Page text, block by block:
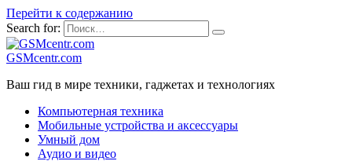
Перейти к содержанию
Search for:
GSMcentr.com
Ваш гид в мире техники, гаджетах и технологиях
Компьютерная техника
Мобильные устройства и аксессуары
Умный дом
Аудио и видео